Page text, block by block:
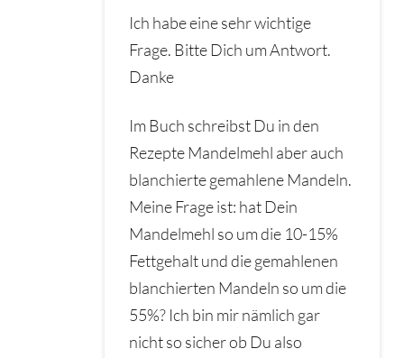
Ich habe eine sehr wichtige
Frage. Bitte Dich um Antwort.
Danke
Im Buch schreibst Du in den
Rezepte Mandelmehl aber auch
blanchierte gemahlene Mandeln.
Meine Frage ist: hat Dein
Mandelmehl so um die 10-15%
Fettgehalt und die gemahlenen
blanchierten Mandeln so um die
55%? Ich bin mir nämlich gar
nicht so sicher ob Du also